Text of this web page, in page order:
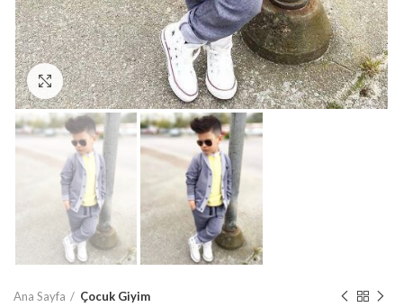
Büyütmek için tıklayın
Ana Sayfa Çocuk Giyim